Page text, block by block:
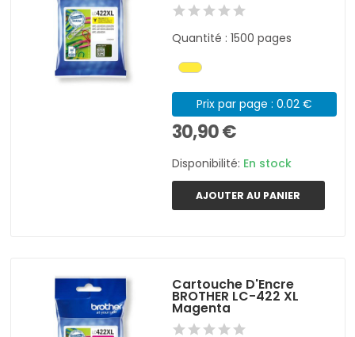
Quantité : 1500 pages
Prix par page : 0.02 €
30,90 €
Disponibilité: En stock
AJOUTER AU PANIER
Cartouche D'Encre
BROTHER LC-422 XL
Magenta